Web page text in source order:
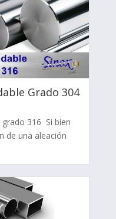
Grado 304
316 Si bien
de una aleación